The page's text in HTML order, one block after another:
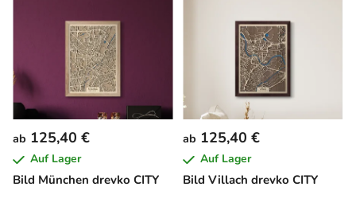
Bild München drevko CITY
ab 125,40 €
Auf Lager
Bild Villach drevko CITY
ab 125,40 €
Auf Lager